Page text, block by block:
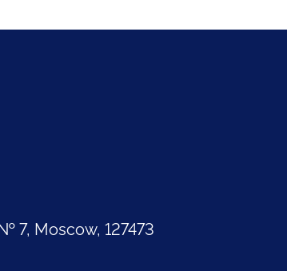
7, Moscow, 127473